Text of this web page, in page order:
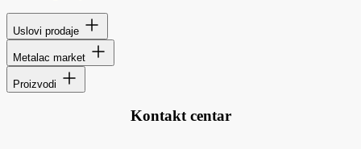
Uslovi prodaje
Metalac market
Proizvodi
Kontakt centar